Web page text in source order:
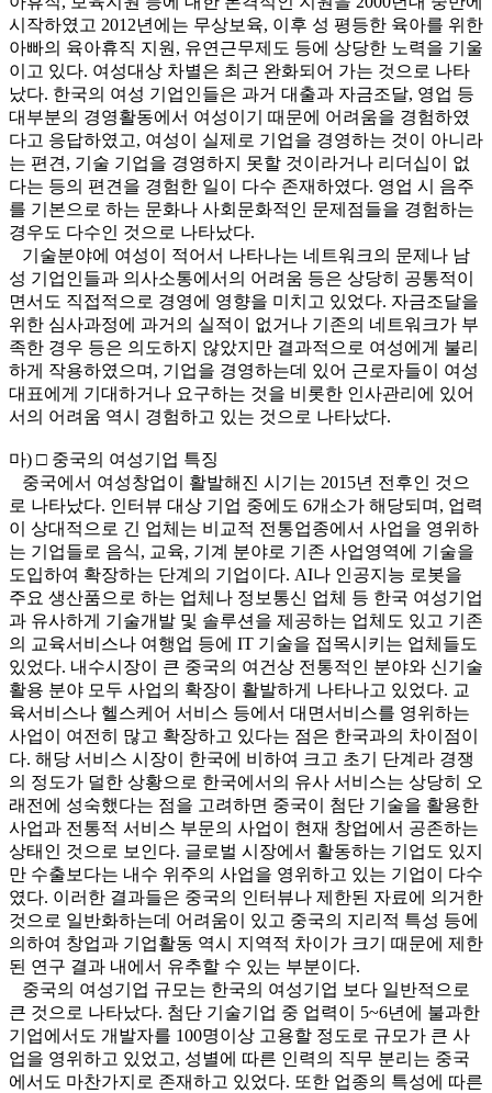
시작하였고 2012년에는 무상보육, 이후 성 평등한 육아를 위한
아빠의 육아휴직 지원, 유연근무제도 등에 상당한 노력을 기울
이고 있다. 여성대상 차별은 최근 완화되어 가는 것으로 나타
났다. 한국의 여성 기업인들은 과거 대출과 자금조달, 영업 등
대부분의 경영활동에서 여성이기 때문에 어려움을 경험하였
다고 응답하였고, 여성이 실제로 기업을 경영하는 것이 아니라
는 편견, 기술 기업을 경영하지 못할 것이라거나 리더십이 없
다는 등의 편견을 경험한 일이 다수 존재하였다. 영업 시 음주
를 기본으로 하는 문화나 사회문화적인 문제점들을 경험하는
경우도 다수인 것으로 나타났다.
기술분야에 여성이 적어서 나타나는 네트워크의 문제나 남
성 기업인들과 의사소통에서의 어려움 등은 상당히 공통적이
면서도 직접적으로 경영에 영향을 미치고 있었다. 자금조달을
위한 심사과정에 과거의 실적이 없거나 기존의 네트워크가 부
족한 경우 등은 의도하지 않았지만 결과적으로 여성에게 불리
하게 작용하였으며, 기업을 경영하는데 있어 근로자들이 여성
대표에게 기대하거나 요구하는 것을 비롯한 인사관리에 있어
서의 어려움 역시 경험하고 있는 것으로 나타났다.
마) □ 중국의 여성기업 특징
중국에서 여성창업이 활발해진 시기는 2015년 전후인 것으
로 나타났다. 인터뷰 대상 기업 중에도 6개소가 해당되며, 업력
이 상대적으로 긴 업체는 비교적 전통업종에서 사업을 영위하
는 기업들로 음식, 교육, 기계 분야로 기존 사업영역에 기술을
도입하여 확장하는 단계의 기업이다. AI나 인공지능 로봇을
주요 생산품으로 하는 업체나 정보통신 업체 등 한국 여성기업
과 유사하게 기술개발 및 솔루션을 제공하는 업체도 있고 기존
의 교육서비스나 여행업 등에 IT 기술을 접목시키는 업체들도
있었다. 내수시장이 큰 중국의 여건상 전통적인 분야와 신기술
활용 분야 모두 사업의 확장이 활발하게 나타나고 있었다. 교
육서비스나 헬스케어 서비스 등에서 대면서비스를 영위하는
사업이 여전히 많고 확장하고 있다는 점은 한국과의 차이점이
다. 해당 서비스 시장이 한국에 비하여 크고 초기 단계라 경쟁
의 정도가 덜한 상황으로 한국에서의 유사 서비스는 상당히 오
래전에 성숙했다는 점을 고려하면 중국이 첨단 기술을 활용한
사업과 전통적 서비스 부문의 사업이 현재 창업에서 공존하는
상태인 것으로 보인다. 글로벌 시장에서 활동하는 기업도 있지
만 수출보다는 내수 위주의 사업을 영위하고 있는 기업이 다수
였다. 이러한 결과들은 중국의 인터뷰나 제한된 자료에 의거한
것으로 일반화하는데 어려움이 있고 중국의 지리적 특성 등에
의하여 창업과 기업활동 역시 지역적 차이가 크기 때문에 제한
된 연구 결과 내에서 유추할 수 있는 부분이다.
중국의 여성기업 규모는 한국의 여성기업 보다 일반적으로
큰 것으로 나타났다. 첨단 기술기업 중 업력이 5~6년에 불과한
기업에서도 개발자를 100명이상 고용할 정도로 규모가 큰 사
업을 영위하고 있었고, 성별에 따른 인력의 직무 분리는 중국
에서도 마찬가지로 존재하고 있었다. 또한 업종의 특성에 따른